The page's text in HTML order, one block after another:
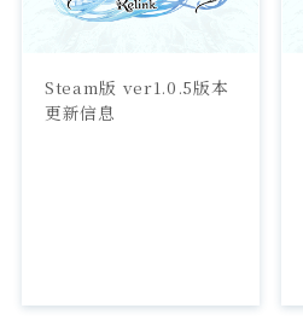
Steam版 ver1.0.5版本
更新信息